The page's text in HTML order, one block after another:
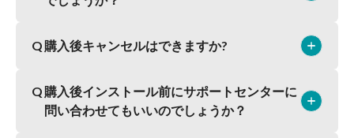
なります。
社会員サイトの
購入後、新規ユーザー登録を行ったタイミングより有
お客さまのご都合の良いタイミングで利用を開始でき
ます。
Q購入後キャンセルはできますか? add
remove
ユーザー登録前で、購入後30日以内であれば返金させ
ていただきます。
Q購入後インストール前にサポートセンターに
問い合わせてもいいのでしょうか？
add
remove